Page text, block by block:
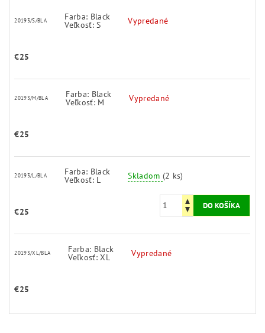
20193/S/BLA Farba: Black
Veľkosť: S Vypredané
€25
20193/M/BLA Farba: Black
Veľkosť: M Vypredané
€25
20193/L/BLA Farba: Black
Veľkosť: L Skladom (2 ks)
€25
20193/XL/BLA Farba: Black
Veľkosť: XL Vypredané
€25